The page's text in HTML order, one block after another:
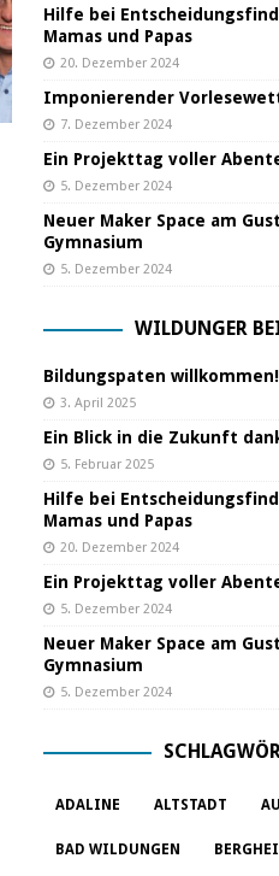
Hilfe bei
Mamas und Papas
20. Dezember 2024
Imponierender
7. Dezember 2024
Ein Projekttag voller
5. Dezember 2024
Neuer Maker Space am
Gymnasium
5. Dezember 2024
WILDUNGER
Bildungspaten willkommen!
3. April 2025
Ein Blick in die Zukunft
5. Februar 2025
Hilfe bei
Mamas und Papas
20. Dezember 2024
Ein Projekttag voller
5. Dezember 2024
Neuer Maker Space am
Gymnasium
5. Dezember 2024
ADALINE ALTSTADT
BAD WILDUNGEN